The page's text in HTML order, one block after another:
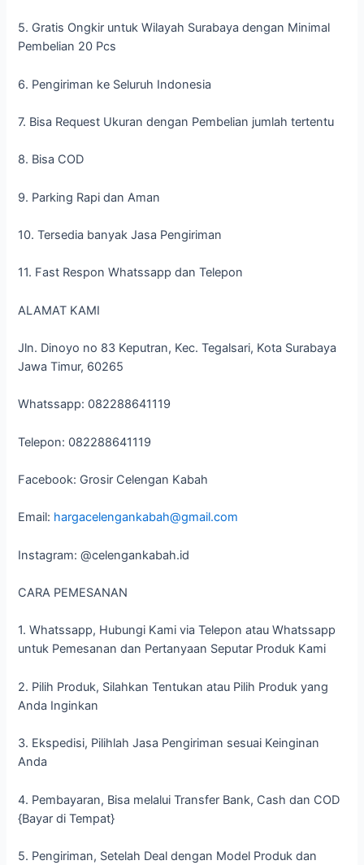
5. Gratis Ongkir untuk Wilayah Surabaya dengan Minimal
Pembelian 20 Pcs
6. Pengiriman ke Seluruh Indonesia
7. Bisa Request Ukuran dengan Pembelian jumlah tertentu
8. Bisa COD
9. Parking Rapi dan Aman
10. Tersedia banyak Jasa Pengiriman
11. Fast Respon Whatssapp dan Telepon
ALAMAT KAMI
Jln. Dinoyo no 83 Keputran, Kec. Tegalsari, Kota Surabaya
Jawa Timur, 60265
Whatssapp: 082288641119
Telepon: 082288641119
Facebook: Grosir Celengan Kabah
Email: hargacelengankabah@gmail.com
Instagram: @celengankabah.id
CARA PEMESANAN
1. Whatssapp, Hubungi Kami via Telepon atau Whatssapp
untuk Pemesanan dan Pertanyaan Seputar Produk Kami
2. Pilih Produk, Silahkan Tentukan atau Pilih Produk yang
Anda Inginkan
3. Ekspedisi, Pilihlah Jasa Pengiriman sesuai Keinginan
Anda
4. Pembayaran, Bisa melalui Transfer Bank, Cash dan COD
{Bayar di Tempat}
5. Pengiriman, Setelah Deal dengan Model Produk dan